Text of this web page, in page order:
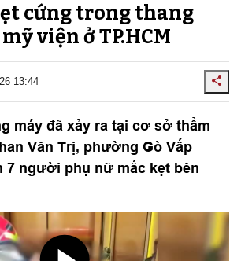
cứng trong thang
viện ở TP.HCM
13:44
máy đã xảy ra tại cơ sở thẩm
Văn Trị, phường Gò Vấp
7 người phụ nữ mắc kẹt bên